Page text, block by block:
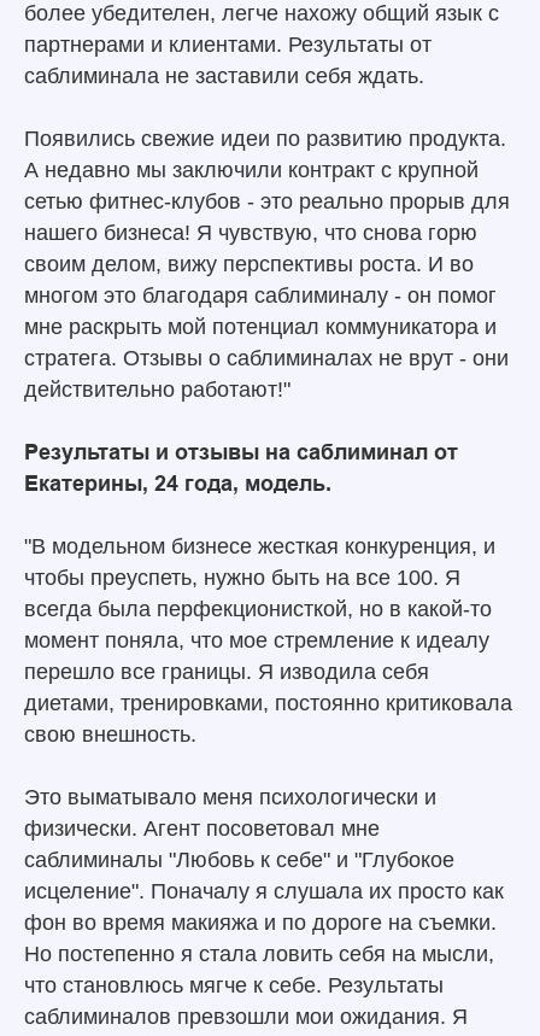
более убедителен, легче нахожу общий язык с
партнерами и клиентами. Результаты от
саблиминала не заставили себя ждать.
Появились свежие идеи по развитию продукта.
А недавно мы заключили контракт с крупной
сетью фитнес-клубов - это реально прорыв для
нашего бизнеса! Я чувствую, что снова горю
своим делом, вижу перспективы роста. И во
многом это благодаря саблиминалу - он помог
мне раскрыть мой потенциал коммуникатора и
стратега. Отзывы о саблиминалах не врут - они
действительно работают!"
Результаты и отзывы на саблиминал от
Екатерины, 24 года, модель.
"В модельном бизнесе жесткая конкуренция, и
чтобы преуспеть, нужно быть на все 100. Я
всегда была перфекционисткой, но в какой-то
момент поняла, что мое стремление к идеалу
перешло все границы. Я изводила себя
диетами, тренировками, постоянно критиковала
свою внешность.
Это выматывало меня психологически и
физически. Агент посоветовал мне
саблиминалы "Любовь к себе" и "Глубокое
исцеление". Поначалу я слушала их просто как
фон во время макияжа и по дороге на съемки.
Но постепенно я стала ловить себя на мысли,
что становлюсь мягче к себе. Результаты
саблиминалов превзошли мои ожидания. Я